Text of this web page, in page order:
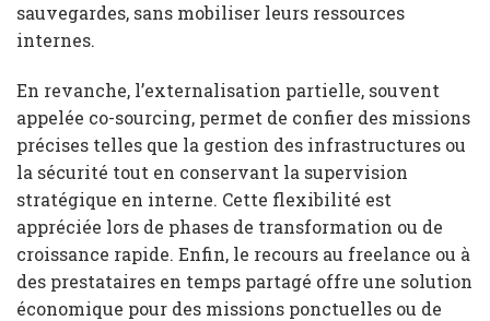
sauvegardes, sans mobiliser leurs ressources
internes.
En revanche, l’externalisation partielle, souvent
appelée co-sourcing, permet de confier des missions
précises telles que la gestion des infrastructures ou
la sécurité tout en conservant la supervision
stratégique en interne. Cette flexibilité est
appréciée lors de phases de transformation ou de
croissance rapide. Enfin, le recours au freelance ou à
des prestataires en temps partagé offre une solution
économique pour des missions ponctuelles ou de